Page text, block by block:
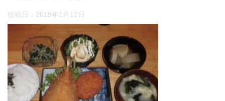
投稿日： 2019年1月12日